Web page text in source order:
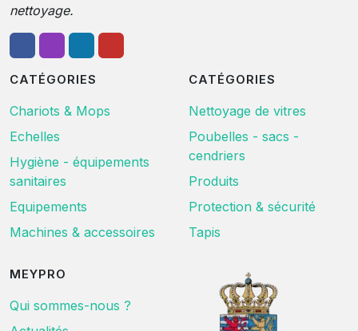
nettoyage.
CATÉGORIES
Chariots & Mops
Echelles
Hygiène - équipements
sanitaires
Equipements
Machines & accessoires
CATÉGORIES
Nettoyage de vitres
Poubelles - sacs -
cendriers
Produits
Protection & sécurité
Tapis
MEYPRO
Qui sommes-nous ?